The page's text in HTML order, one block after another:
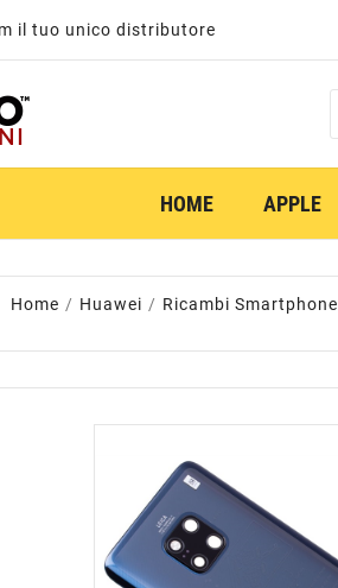
il tuo unico distributore
HOME APPLE
Home Huawei Ricambi Smartphone